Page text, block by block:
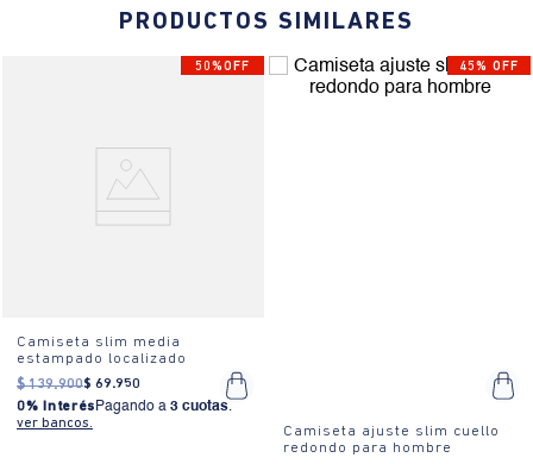
PRODUCTOS SIMILARES
50%OFF
Camiseta slim media
estampado localizado
$ 139.900$ 69.950
0% InterésPagando a 3 cuotas.
ver bancos.
45% OFF
Camiseta ajuste slim cuello
redondo para hombre